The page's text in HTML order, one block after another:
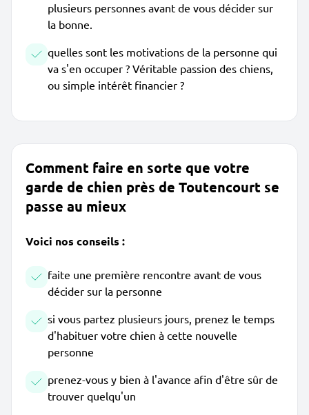
plusieurs personnes avant de vous décider sur
la bonne.
quelles sont les motivations de la personne qui
va s'en occuper ? Véritable passion des chiens,
ou simple intérêt financier ?
Comment faire en sorte que votre
garde de chien près de Toutencourt se
passe au mieux
Voici nos conseils :
faite une première rencontre avant de vous
décider sur la personne
si vous partez plusieurs jours, prenez le temps
d'habituer votre chien à cette nouvelle
personne
prenez-vous y bien à l'avance afin d'être sûr de
trouver quelqu'un